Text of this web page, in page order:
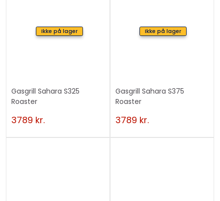
Ikke på lager
Gasgrill Sahara S325
Roaster
3789 kr.
Ikke på lager
Gasgrill Sahara S375
Roaster
3789 kr.